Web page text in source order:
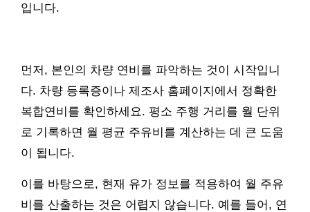
입니다.
먼저, 본인의 차량 연비를 파악하는 것이 시작입니
다. 차량 등록증이나 제조사 홈페이지에서 정확한
복합연비를 확인하세요. 평소 주행 거리를 월 단위
로 기록하면 월 평균 주유비를 계산하는 데 큰 도움
이 됩니다.
이를 바탕으로, 현재 유가 정보를 적용하여 월 주유
비를 산출하는 것은 어렵지 않습니다. 예를 들어, 연